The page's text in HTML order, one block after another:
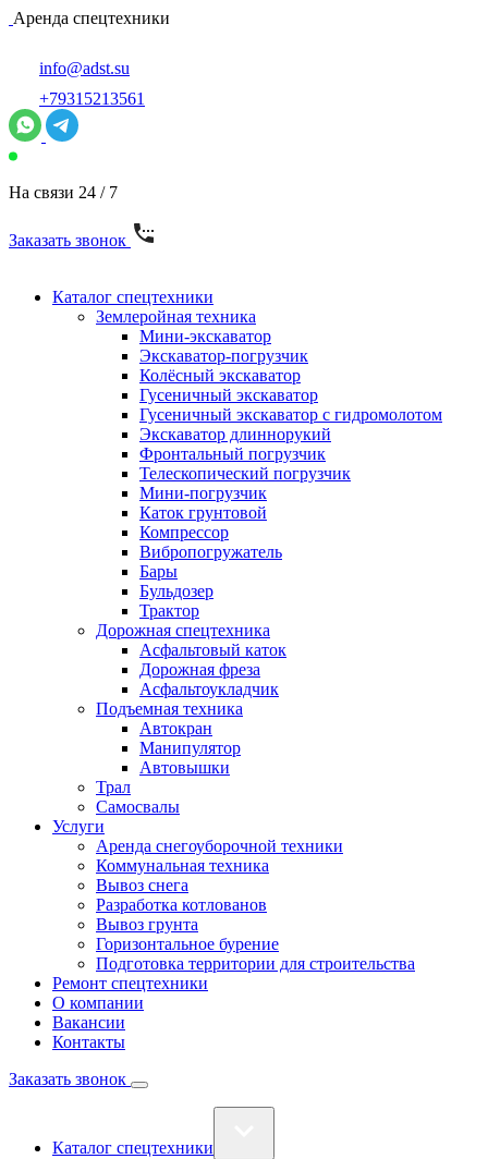
Аренда спецтехники
info@adst.su
+79315213561
На связи 24 / 7
Заказать звонок
Каталог спецтехники
Землеройная техника
Мини-экскаватор
Экскаватор-погрузчик
Колёсный экскаватор
Гусеничный экскаватор
Гусеничный экскаватор с гидромолотом
Экскаватор длиннорукий
Фронтальный погрузчик
Телескопический погрузчик
Мини-погрузчик
Каток грунтовой
Компрессор
Вибропогружатель
Бары
Бульдозер
Трактор
Дорожная спецтехника
Асфальтовый каток
Дорожная фреза
Асфальтоукладчик
Подъемная техника
Автокран
Манипулятор
Автовышки
Трал
Самосвалы
Услуги
Аренда снегоуборочной техники
Коммунальная техника
Вывоз снега
Разработка котлованов
Вывоз грунта
Горизонтальное бурение
Подготовка территории для строительства
Ремонт спецтехники
О компании
Вакансии
Контакты
Заказать звонок
Каталог спецтехники